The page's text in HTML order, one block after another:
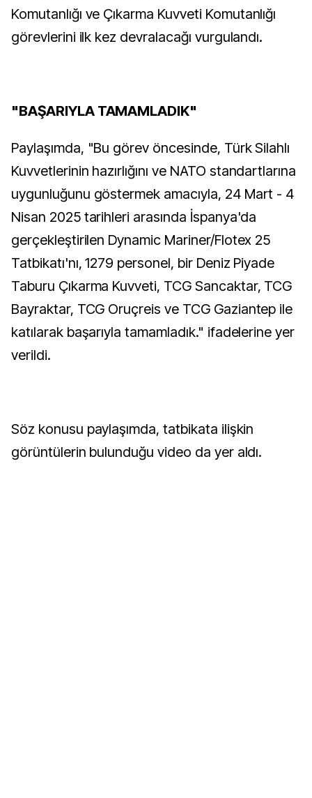
Komutanlığı ve Çıkarma Kuvveti Komutanlığı
görevlerini ilk kez devralacağı vurgulandı.
"BAŞARIYLA TAMAMLADIK"
Paylaşımda, "Bu görev öncesinde, Türk Silahlı
Kuvvetlerinin hazırlığını ve NATO standartlarına
uygunluğunu göstermek amacıyla, 24 Mart - 4
Nisan 2025 tarihleri arasında İspanya'da
gerçekleştirilen Dynamic Mariner/Flotex 25
Tatbikatı'nı, 1279 personel, bir Deniz Piyade
Taburu Çıkarma Kuvveti, TCG Sancaktar, TCG
Bayraktar, TCG Oruçreis ve TCG Gaziantep ile
katılarak başarıyla tamamladık." ifadelerine yer
verildi.
Söz konusu paylaşımda, tatbikata ilişkin
görüntülerin bulunduğu video da yer aldı.